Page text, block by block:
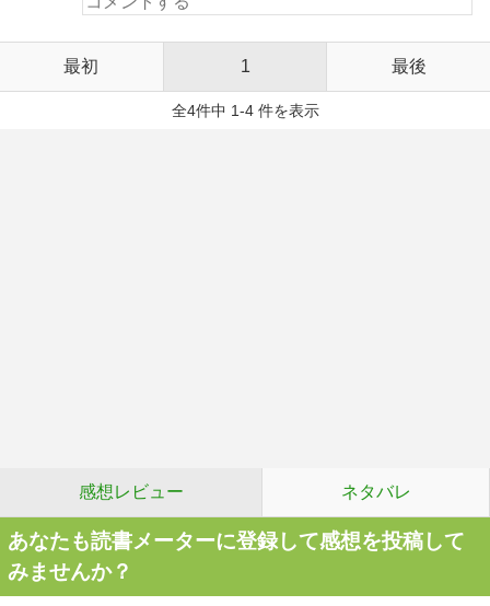
最初 1 最後
全4件中 1-4 件を表示
感想レビュー ネタバレ
あなたも読書メーターに登録して感想を投稿して
みませんか？